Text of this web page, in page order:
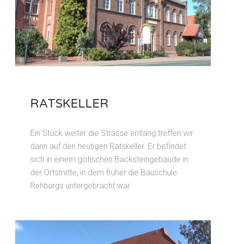
RATSKELLER
Ein Stück weiter die Strasse entlang treffen wir
dann auf den heutigen Ratskeller. Er befindet
sich in einem gotischen Backsteingebäude in
der Ortsmitte, in dem früher die Bauschule
Rehburgs untergebracht war.